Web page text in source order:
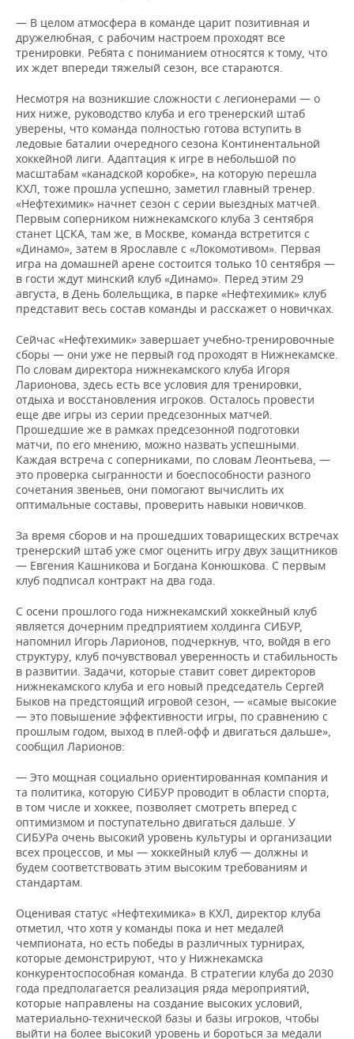
— В целом атмосфера в команде царит позитивная и
дружелюбная, с рабочим настроем проходят все
тренировки. Ребята с пониманием относятся к тому, что
их ждет впереди тяжелый сезон, все стараются.
Несмотря на возникшие сложности с легионерами — о
них ниже, руководство клуба и его тренерский штаб
уверены, что команда полностью готова вступить в
ледовые баталии очередного сезона Континентальной
хоккейной лиги. Адаптация к игре в небольшой по
масштабам «канадской коробке», на которую перешла
КХЛ, тоже прошла успешно, заметил главный тренер.
«Нефтехимик» начнет сезон с серии выездных матчей.
Первым соперником нижнекамского клуба 3 сентября
станет ЦСКА, там же, в Москве, команда встретится с
«Динамо», затем в Ярославле с «Локомотивом». Первая
игра на домашней арене состоится только 10 сентября —
в гости ждут минский клуб «Динамо». Перед этим 29
августа, в День болельщика, в парке «Нефтехимик» клуб
представит весь состав команды и расскажет о новичках.
Сейчас «Нефтехимик» завершает учебно-тренировочные
сборы — они уже не первый год проходят в Нижнекамске.
По словам директора нижнекамского клуба Игоря
Ларионова, здесь есть все условия для тренировки,
отдыха и восстановления игроков. Осталось провести
еще две игры из серии предсезонных матчей.
Прошедшие же в рамках предсезонной подготовки
матчи, по его мнению, можно назвать успешными.
Каждая встреча с соперниками, по словам Леонтьева, —
это проверка сыгранности и боеспособности разного
сочетания звеньев, они помогают вычислить их
оптимальные составы, проверить навыки новичков.
За время сборов и на прошедших товарищеских встречах
тренерский штаб уже смог оценить игру двух защитников
— Евгения Кашникова и Богдана Конюшкова. С первым
клуб подписал контракт на два года.
С осени прошлого года нижнекамский хоккейный клуб
является дочерним предприятием холдинга СИБУР,
напомнил Игорь Ларионов, подчеркнув, что, войдя в его
структуру, клуб почувствовал уверенность и стабильность
в развитии. Задачи, которые ставит совет директоров
нижнекамского клуба и его новый председатель Сергей
Быков на предстоящий игровой сезон, — «самые высокие
— это повышение эффективности игры, по сравнению с
прошлым годом, выход в плей-офф и двигаться дальше»,
сообщил Ларионов:
— Это мощная социально ориентированная компания и
та политика, которую СИБУР проводит в области спорта,
в том числе и хоккее, позволяет смотреть вперед с
оптимизмом и поступательно двигаться дальше. У
СИБУРа очень высокий уровень культуры и организации
всех процессов, и мы — хоккейный клуб — должны и
будем соответствовать этим высоким требованиям и
стандартам.
Оценивая статус «Нефтехимика» в КХЛ, директор клуба
отметил, что хотя у команды пока и нет медалей
чемпионата, но есть победы в различных турнирах,
которые демонстрируют, что у Нижнекамска
конкурентоспособная команда. В стратегии клуба до 2030
года предполагается реализация ряда мероприятий,
которые направлены на создание высоких условий,
материально-технической базы и базы игроков, чтобы
выйти на более высокий уровень и бороться за медали